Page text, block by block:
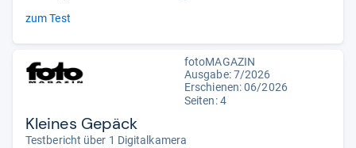
zum Test
fotoMAGAZIN
Ausgabe: 7/2026
Erschienen:06/2026
Seiten: 4
Kleines Gepäck
Testbericht über 1 Digitalkamera